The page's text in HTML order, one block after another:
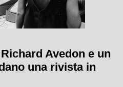
Avedon e un
una rivista in